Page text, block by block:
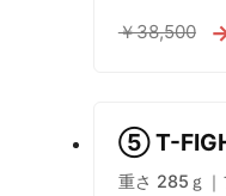
￥38,500
⑤ T-
重さ 285ｇ